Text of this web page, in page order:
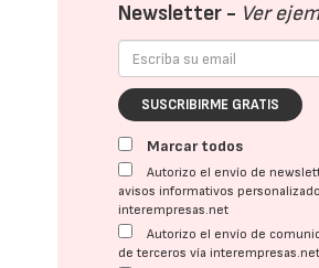
Newsletter - Ver
SUSCRIBIRME GRATIS
Marcar todos
Autorizo el envío de
avisos informativos
interempresas.net
Autorizo el envío de
de terceros vía interempresas.net